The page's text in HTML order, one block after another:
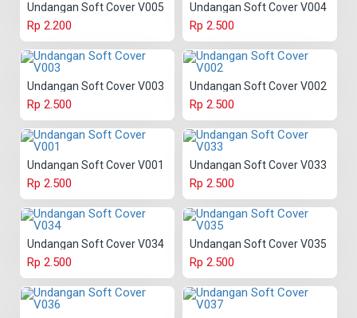
Undangan Soft Cover V005
Rp 2.200
Undangan Soft Cover V004
Rp 2.500
Undangan Soft Cover V003
Rp 2.500
Undangan Soft Cover V002
Rp 2.500
Undangan Soft Cover V001
Rp 2.500
Undangan Soft Cover V033
Rp 2.500
Undangan Soft Cover V034
Rp 2.500
Undangan Soft Cover V035
Rp 2.500